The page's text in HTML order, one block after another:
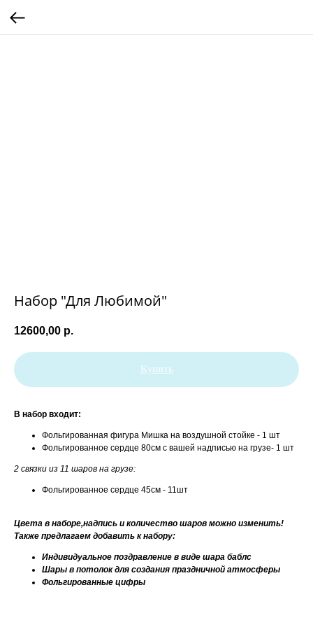
Набор "Для Любимой"
12600,00 р.
Купить
В набор входит:
Фольгированная фигура Мишка на воздушной стойке - 1 шт
Фольгированное сердце 80см с вашей надписью на грузе- 1 шт
2 связки из 11 шаров на грузе:
Фольгированное сердце 45см - 11шт
Цвета в наборе,надпись и количество шаров можно изменить!
Также предлагаем добавить к набору:
Индивидуальное поздравление в виде шара баблс
Шары в потолок для создания праздничной атмосферы
Фольгированные цифры